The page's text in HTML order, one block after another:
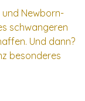
Newborn-
schwangeren
Und dann?
besonderes